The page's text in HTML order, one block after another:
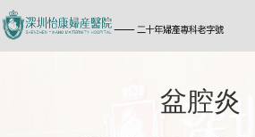
盆腔炎